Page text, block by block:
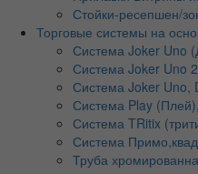
Стойки-ресепшен/
Торговые системы на
Система Joker Uno
Система Joker Uno
Система Joker Uno,
Система Play
Система TRitix
Система
Труба